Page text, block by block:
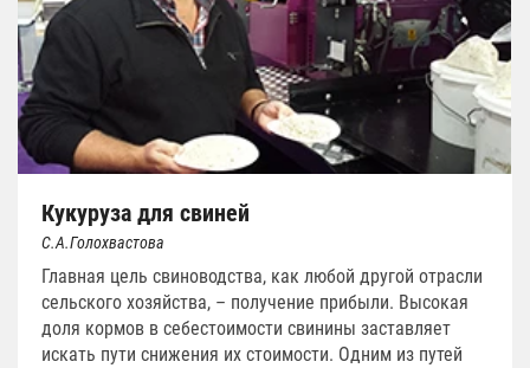
Кукуруза для свиней
С.А.Голохвастова
Главная цель свиноводства, как любой другой отрасли
сельского хозяйства, – получение прибыли. Высокая
доля кормов в себестоимости свинины заставляет
искать пути снижения их стоимости. Одним из путей